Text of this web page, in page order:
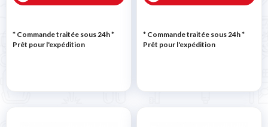
* Commande traitée sous 24h*
Prêt pour l'expédition
* Commande traitée sous 24h*
Prêt pour l'expédition